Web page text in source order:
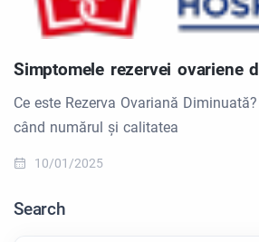
Simptomele rezervei ovariene
Ce este Rezerva Ovariană
când numărul și calitatea
10/01/2025
Search